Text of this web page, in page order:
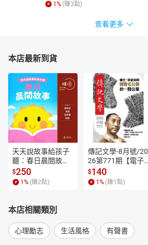
1 % (賺3點)
查看更多
本店最新到貨
天天說故事給孩子
聽：春日晨間故事
【有聲書】
$250
1 % (賺2點)
傳記文學-8月號/20
26第771期【電子
書】
$140
1 % (賺1 點)
本店相關類別
心理勵志 生活風格 有聲書